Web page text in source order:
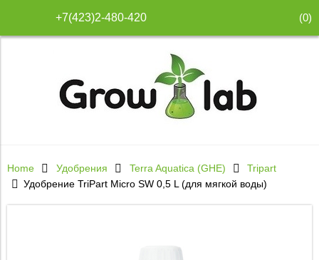
+7(423)2-480-420 (0)
Home Удобрения Terra Aquatica (GHE)
Tripart
Удобрение TriPart Micro SW 0,5 L (для мягкой воды)